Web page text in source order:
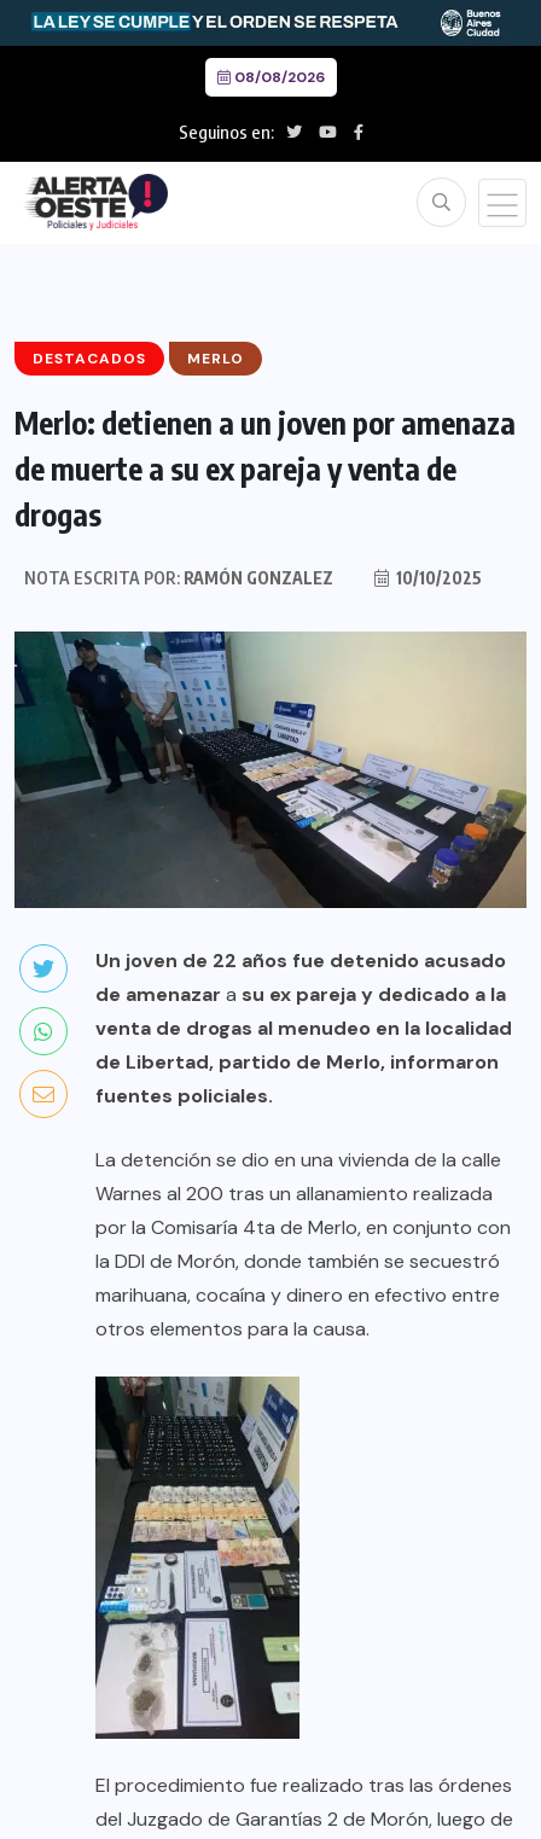
08/08/2026
Seguinos en:
DESTACADOS MERLO
Merlo: detienen a un joven por amenaza
de muerte a su ex pareja y venta de
drogas
NOTA ESCRITA POR:RAMÓN GONZALEZ 10/10/2025
Un joven de 22 años fue detenido acusado
de amenazar a su ex pareja y dedicado a la
venta de drogas al menudeo en la localidad
de Libertad, partido de Merlo, informaron
fuentes policiales.
La detención se dio en una vivienda de la calle
Warnes al 200 tras un allanamiento realizada
por la Comisaría 4ta de Merlo, en conjunto con
la DDI de Morón, donde también se secuestró
marihuana, cocaína y dinero en efectivo entre
otros elementos para la causa.
El procedimiento fue realizado tras las órdenes
del Juzgado de Garantías 2 de Morón, luego de